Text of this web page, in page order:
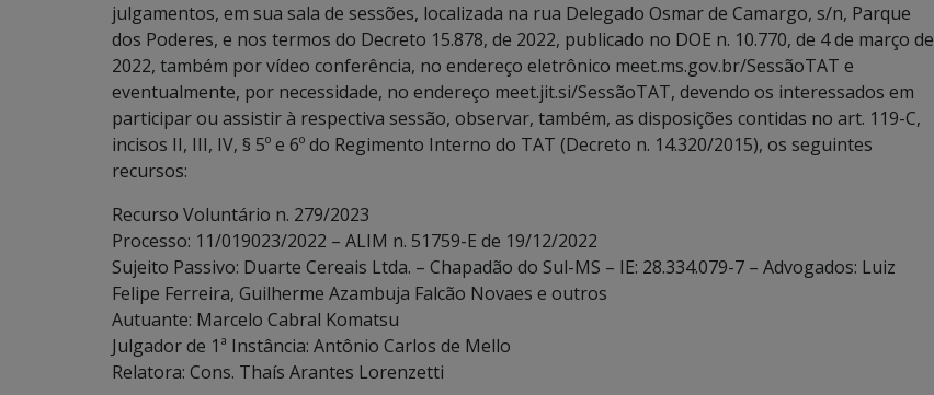
julgamentos, em sua sala de sessões, localizada na rua Delegado Osmar de Camargo, s/n, Parque
dos Poderes, e nos termos do Decreto 15.878, de 2022, publicado no DOE n. 10.770, de 4 de março de
2022, também por vídeo conferência, no endereço eletrônico meet.ms.gov.br/SessãoTAT e
eventualmente, por necessidade, no endereço meet.jit.si/SessãoTAT, devendo os interessados em
participar ou assistir à respectiva sessão, observar, também, as disposições contidas no art. 119-C,
incisos II, III, IV, § 5º e 6º do Regimento Interno do TAT (Decreto n. 14.320/2015), os seguintes
recursos:
Recurso Voluntário n. 279/2023
Processo: 11/019023/2022 – ALIM n. 51759-E de 19/12/2022
Sujeito Passivo: Duarte Cereais Ltda. – Chapadão do Sul-MS – IE: 28.334.079-7 – Advogados: Luiz
Felipe Ferreira, Guilherme Azambuja Falcão Novaes e outros
Autuante: Marcelo Cabral Komatsu
Julgador de 1ª Instância: Antônio Carlos de Mello
Relatora: Cons. Thaís Arantes Lorenzetti